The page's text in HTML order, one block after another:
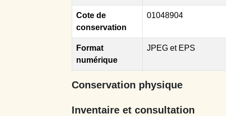
Cote de
conservation
01048904
Format
numérique
JPEG et EPS
Conservation physique
Inventaire et consultation